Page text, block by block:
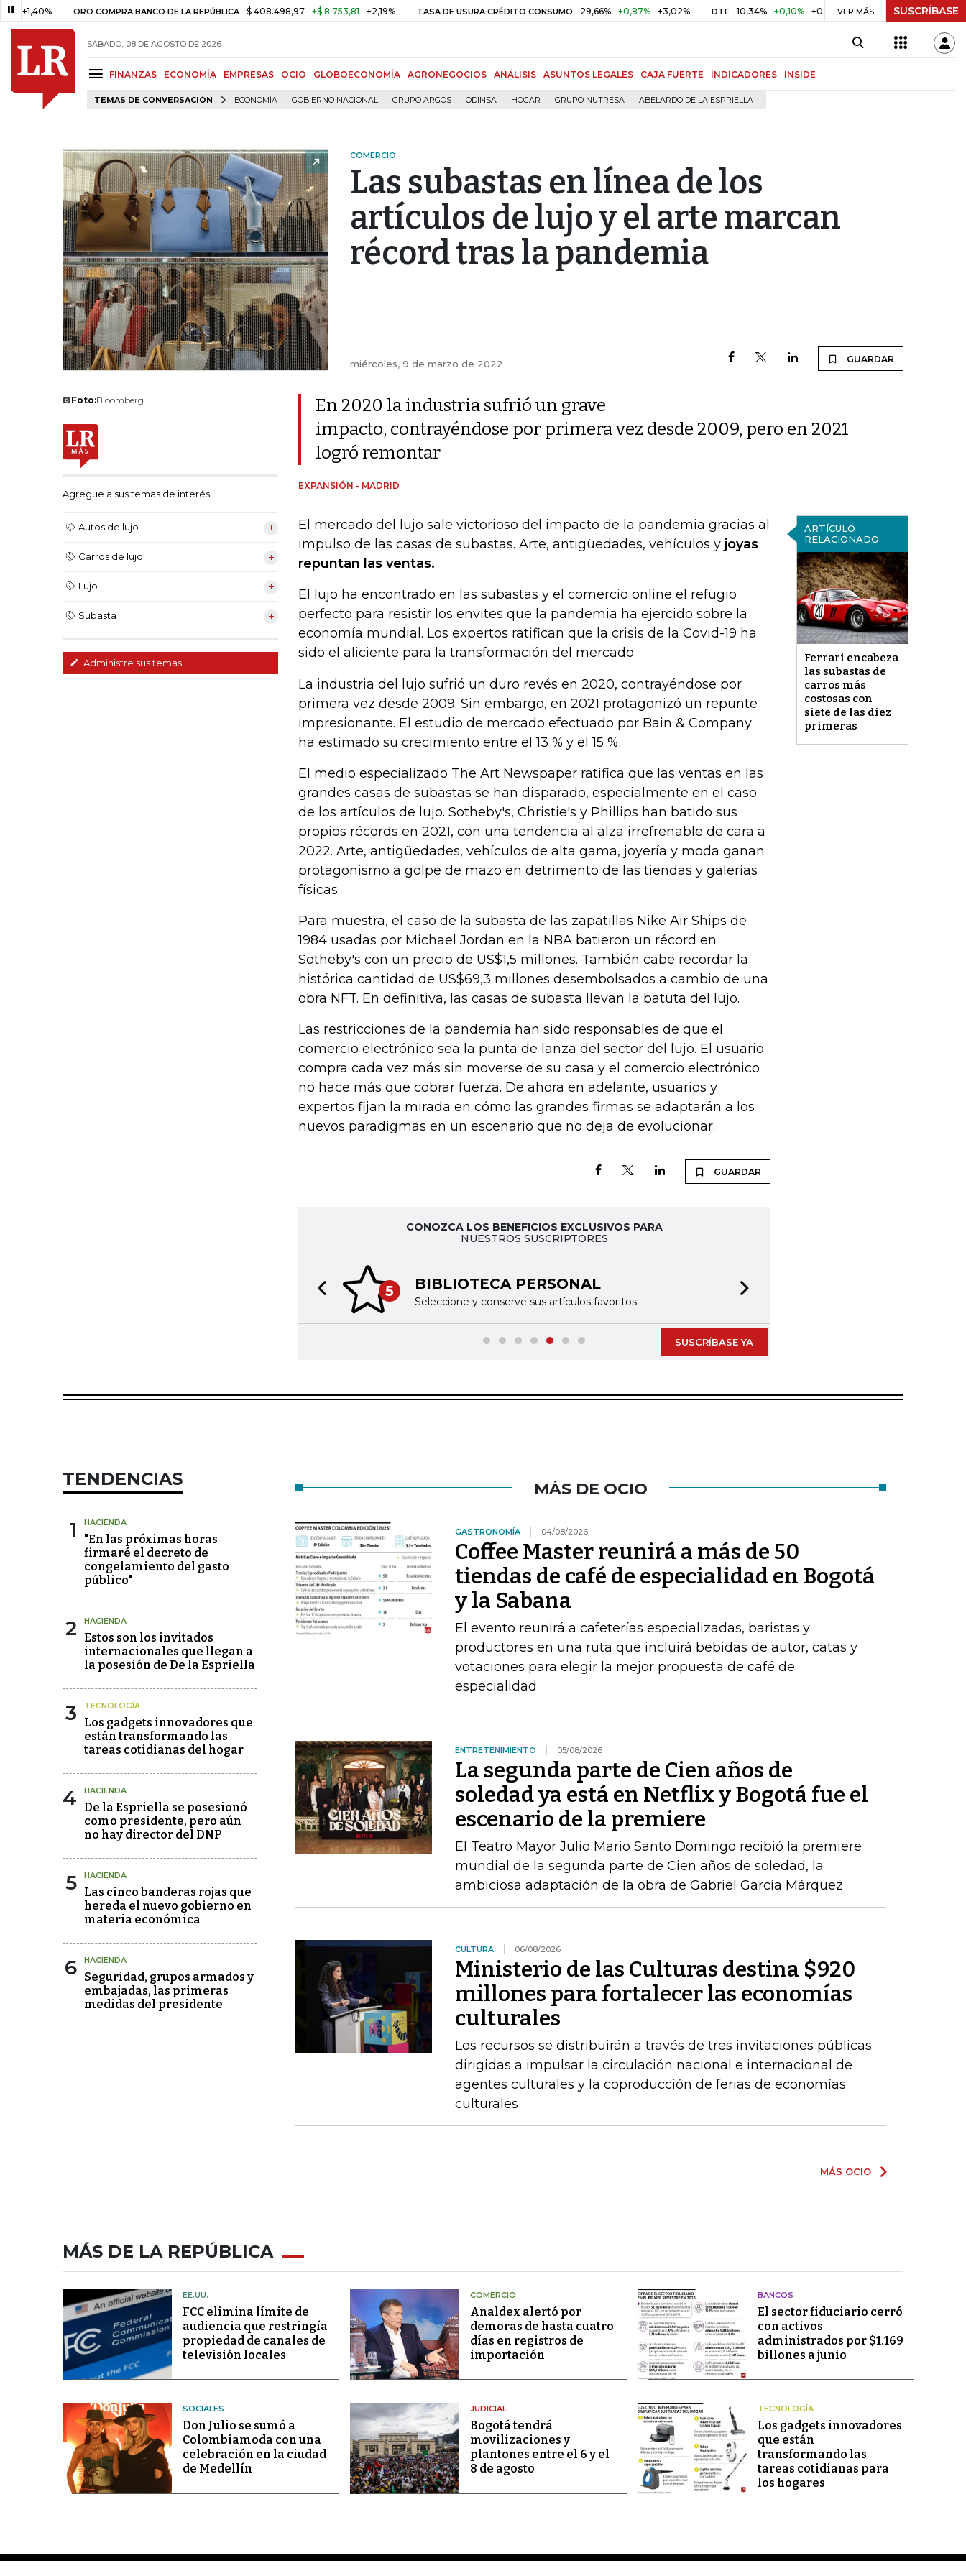
ORO COMPRA BANCO DE LA REPÚBLICA $ 408.498,97 +$ 8.753,81 +2,19% TASA DE USURA CRÉDITO CONSUMO 29,66% +0,87% +3,02% DTF 10,34% +0,10% +0,98% UVR $ 416,96 +$ 0,05 +0,01%
VER MÁS SUSCRÍBASE
SÁBADO, 08 DE AGOSTO DE 2026
FINANZAS ECONOMÍA EMPRESAS OCIO GLOBOECONOMÍA AGRONEGOCIOS ANÁLISIS ASUNTOS LEGALES CAJA FUERTE INDICADORES INSIDE
TEMAS DE CONVERSACIÓN ECONOMÍA GOBIERNO NACIONAL GRUPO ARGOS ODINSA HOGAR GRUPO NUTRESA ABELARDO DE LA ESPRIELLA
COMERCIO
Las subastas en línea de los
artículos de lujo y el arte marcan
récord tras la pandemia
miércoles, 9 de marzo de 2022 GUARDAR
Foto:Bloomberg
Agregue a sus temas de interés
Autos de lujo
Carros de lujo
Lujo
Subasta
Administre sus temas
En 2020 la industria sufrió un grave
impacto, contrayéndose por primera vez desde 2009, pero en 2021
logró remontar
EXPANSIÓN - MADRID
ARTÍCULO
RELACIONADO
Ferrari encabeza
las subastas de
carros más
costosas con
siete de las diez
primeras
El mercado del lujo sale victorioso del impacto de la pandemia gracias al
impulso de las casas de subastas. Arte, antigüedades, vehículos y joyas
repuntan las ventas.
El lujo ha encontrado en las subastas y el comercio online el refugio
perfecto para resistir los envites que la pandemia ha ejercido sobre la
economía mundial. Los expertos ratifican que la crisis de la Covid-19 ha
sido el aliciente para la transformación del mercado.
La industria del lujo sufrió un duro revés en 2020, contrayéndose por
primera vez desde 2009. Sin embargo, en 2021 protagonizó un repunte
impresionante. El estudio de mercado efectuado por Bain & Company
ha estimado su crecimiento entre el 13 % y el 15 %.
El medio especializado The Art Newspaper ratifica que las ventas en las
grandes casas de subastas se han disparado, especialmente en el caso
de los artículos de lujo. Sotheby's, Christie's y Phillips han batido sus
propios récords en 2021, con una tendencia al alza irrefrenable de cara a
2022. Arte, antigüedades, vehículos de alta gama, joyería y moda ganan
protagonismo a golpe de mazo en detrimento de las tiendas y galerías
físicas.
Para muestra, el caso de la subasta de las zapatillas Nike Air Ships de
1984 usadas por Michael Jordan en la NBA batieron un récord en
Sotheby's con un precio de US$1,5 millones. También cabe recordar la
histórica cantidad de US$69,3 millones desembolsados a cambio de una
obra NFT. En definitiva, las casas de subasta llevan la batuta del lujo.
Las restricciones de la pandemia han sido responsables de que el
comercio electrónico sea la punta de lanza del sector del lujo. El usuario
compra cada vez más sin moverse de su casa y el comercio electrónico
no hace más que cobrar fuerza. De ahora en adelante, usuarios y
expertos fijan la mirada en cómo las grandes firmas se adaptarán a los
nuevos paradigmas en un escenario que no deja de evolucionar.
GUARDAR
CONOZCA LOS BENEFICIOS EXCLUSIVOS PARA
NUESTROS SUSCRIPTORES
5 BIBLIOTECA PERSONAL
Seleccione y conserve sus artículos favoritos
Previous slide
SUSCRÍBASE YA
TENDENCIAS
1 HACIENDA
"En las próximas horas
firmaré el decreto de
congelamiento del gasto
público"
2 HACIENDA
Estos son los invitados
internacionales que llegan a
la posesión de De la Espriella
3 TECNOLOGÍA
Los gadgets innovadores que
están transformando las
tareas cotidianas del hogar
4 HACIENDA
De la Espriella se posesionó
como presidente, pero aún
no hay director del DNP
5 HACIENDA
Las cinco banderas rojas que
hereda el nuevo gobierno en
materia económica
6 HACIENDA
Seguridad, grupos armados y
embajadas, las primeras
medidas del presidente
MÁS DE OCIO
GASTRONOMÍA 04/08/2026
Coffee Master reunirá a más de 50
tiendas de café de especialidad en Bogotá
y la Sabana
El evento reunirá a cafeterías especializadas, baristas y
productores en una ruta que incluirá bebidas de autor, catas y
votaciones para elegir la mejor propuesta de café de
especialidad
ENTRETENIMIENTO 05/08/2026
La segunda parte de Cien años de
soledad ya está en Netflix y Bogotá fue el
escenario de la premiere
El Teatro Mayor Julio Mario Santo Domingo recibió la premiere
mundial de la segunda parte de Cien años de soledad, la
ambiciosa adaptación de la obra de Gabriel García Márquez
CULTURA 06/08/2026
Ministerio de las Culturas destina $920
millones para fortalecer las economías
culturales
Los recursos se distribuirán a través de tres invitaciones públicas
dirigidas a impulsar la circulación nacional e internacional de
agentes culturales y la coproducción de ferias de economías
culturales
MÁS OCIO
MÁS DE LA REPÚBLICA
EE.UU.
FCC elimina límite de
audiencia que restringía
propiedad de canales de
televisión locales
COMERCIO
Analdex alertó por
demoras de hasta cuatro
días en registros de
importación
BANCOS
El sector fiduciario cerró
con activos
administrados por $1.169
billones a junio
SOCIALES
Don Julio se sumó a
Colombiamoda con una
celebración en la ciudad
de Medellín
JUDICIAL
Bogotá tendrá
movilizaciones y
plantones entre el 6 y el
8 de agosto
TECNOLOGÍA
Los gadgets innovadores
que están
transformando las
tareas cotidianas para
los hogares